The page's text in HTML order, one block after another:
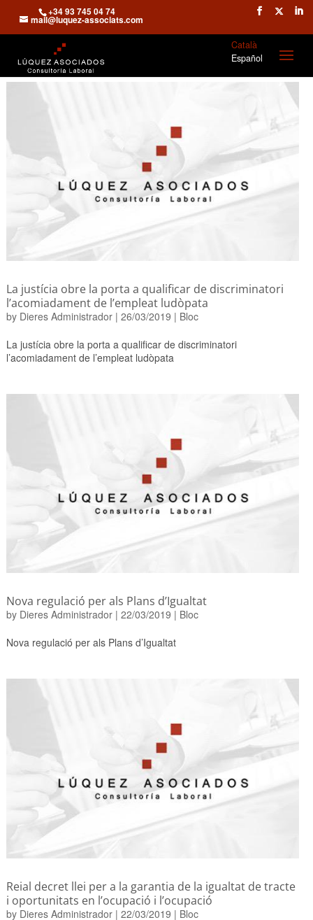
+34 93 745 04 74
mail@luquez-associats.com
Català
Español
La justícia obre la porta a qualificar de discriminatori
l’acomiadament de l’empleat ludòpata
by Dieres Administrador| 26/03/2019 | Bloc
La justícia obre la porta a qualificar de discriminatori
l’acomiadament de l’empleat ludòpata
Nova regulació per als Plans d’Igualtat
by Dieres Administrador| 22/03/2019 | Bloc
Nova regulació per als Plans d’Igualtat
Reial decret llei per a la garantia de la igualtat de tracte
i oportunitats en l’ocupació i l’ocupació
by Dieres Administrador| 22/03/2019 | Bloc